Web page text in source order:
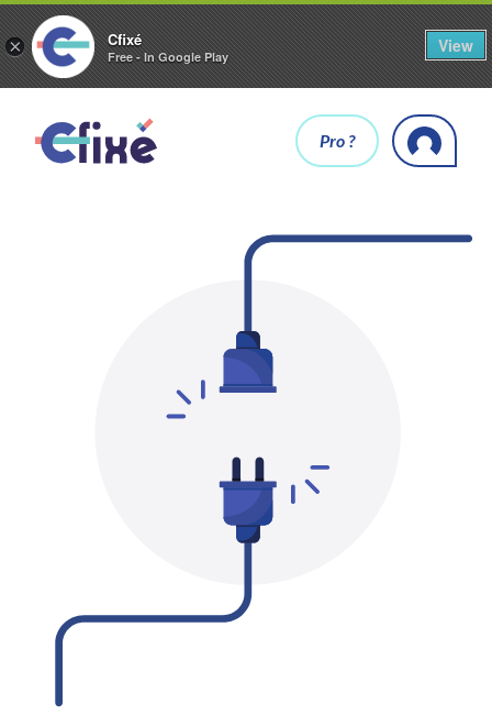
× Cfixé
Free - In Google Play
View
Pro ?